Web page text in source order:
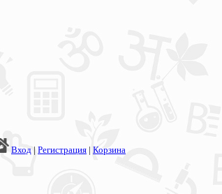
Вход | Регистрация | Корзина